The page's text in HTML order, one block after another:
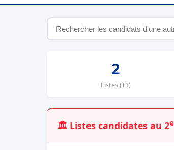
2
Listes (T1)
🏛️ Listes candidates au 2e